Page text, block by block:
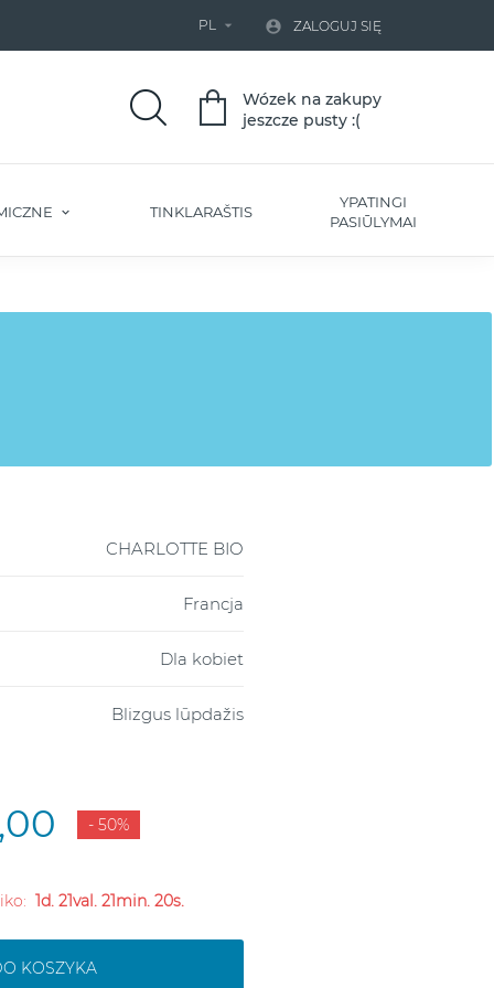
PL   ZALOGUJ SIĘ
Wózek na zakupy
jeszcze pusty :(
TINKLARAŠTIS
YPATINGI
PASIŪLYMAI
CHARLOTTE BIO
Francja
Dla kobiet
Blizgus lūpdažis
- 50%
liko:1d. 21val. 21min. 19s.
KOSZYKA